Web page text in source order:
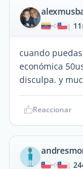
| 11
cuando
económica
disculpa. y
Reaccionar
|